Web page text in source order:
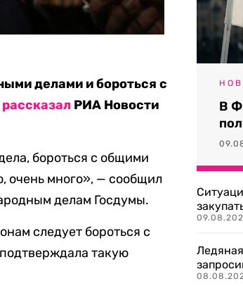
делами и бороться с
рассказал РИА Новости
бороться с общими
очень много», — сообщил
делам Госдумы.
следует бороться с
такую
В